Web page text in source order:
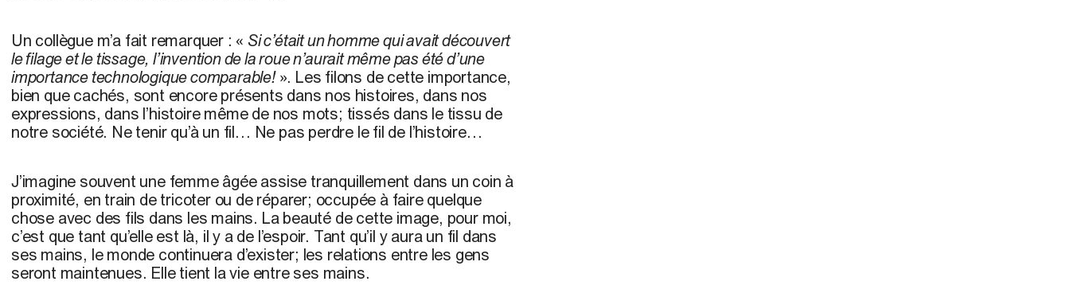
Un collègue m’a fait remarquer : « Si c’était un homme qui avait découvert
le filage et le tissage, l’invention de la roue n’aurait même pas été d’une
importance technologique comparable!». Les filons de cette importance,
bien que cachés, sont encore présents dans nos histoires, dans nos
expressions, dans l’histoire même de nos mots; tissés dans le tissu de
notre société. Ne tenir qu’à un fil… Ne pas perdre le fil de l’histoire…
J’imagine souvent une femme âgée assise tranquillement dans un coin à
proximité, en train de tricoter ou de réparer; occupée à faire quelque
chose avec des fils dans les mains. La beauté de cette image, pour moi,
c’est que tant qu’elle est là, il y a de l’espoir. Tant qu’il y aura un fil dans
ses mains, le monde continuera d’exister; les relations entre les gens
seront maintenues. Elle tient la vie entre ses mains.